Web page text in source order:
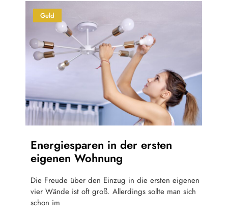
Geld
Energiesparen in der ersten
eigenen Wohnung
Die Freude über den Einzug in die ersten eigenen
vier Wände ist oft groß. Allerdings sollte man sich
schon im